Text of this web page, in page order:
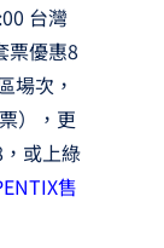
台灣
票優惠8
場次，
），更
或上綠
售